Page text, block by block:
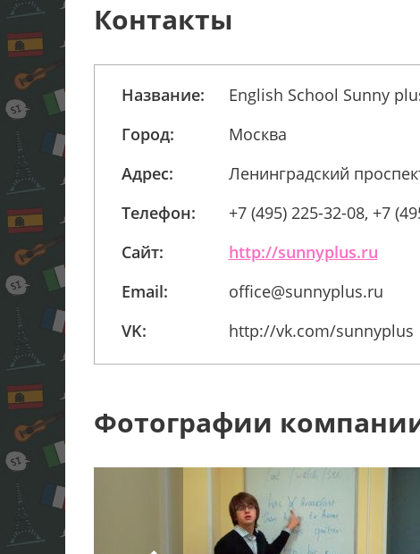
Контакты
Название:
English School Sunny
Город:
Москва
Адрес:
Ленинградский
Телефон:
+7 (495) 225-32-08, +7
Сайт:
http://sunnyplus.ru
Email:
office@sunnyplus.ru
VK:
http://vk.com/sunnyplus
Фотографии